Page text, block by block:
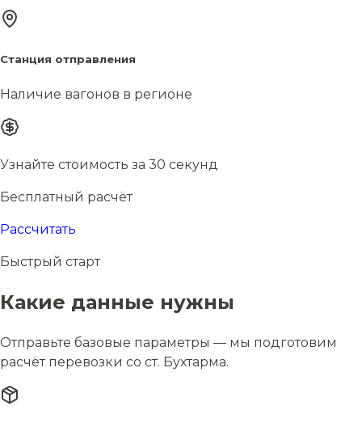
Станция отправления
Наличие вагонов в регионе
Узнайте стоимость за 30 секунд
Бесплатный расчёт
Рассчитать
Быстрый старт
Какие данные нужны
Отправьте базовые параметры — мы подготовим
расчёт перевозки со ст. Бухтарма.